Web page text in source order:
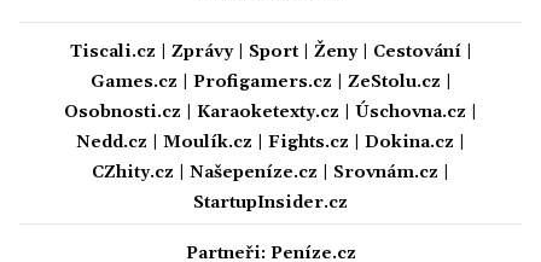
Tiscali.cz Zprávy| Sport| Ženy| Cestování|
Games.cz
Profigamers.cz ZeStolu.cz
Osobnosti.cz
Karaoketexty.cz Úschovna.cz
Nedd.cz
Moulík.cz Fights.cz Dokina.cz
CZhity.cz
Našepeníze.cz Srovnám.cz
StartupInsider.cz
Partneři: Peníze.cz